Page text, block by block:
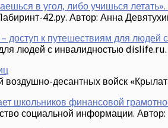
в угол, либо учишься
42.ру. Автор: Анна
доступ к путешествиям для людей
людей с инвалидностью dislife.ru.
воздушно-десантных войск
школьников финансовой
социальной информации.